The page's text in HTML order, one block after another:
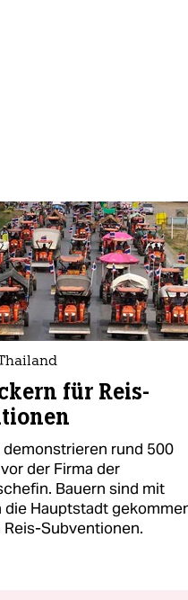
für Reis-
demonstrieren rund 500
der Firma der
Bauern sind mit
die Hauptstadt
Subventionen.